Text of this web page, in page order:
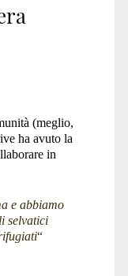
(meglio,
ha avuto la
in
e abbiamo
selvatici
“